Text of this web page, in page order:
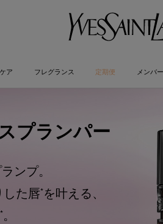
ア フレグランス 定期便 メンバ
プランパー
ンプ。
した唇*を叶える、
*。